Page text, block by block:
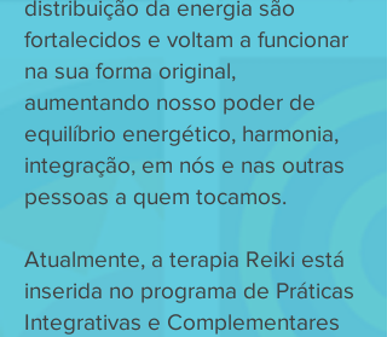
distribuição da energia são
fortalecidos e voltam a funcionar
na sua forma original,
aumentando nosso poder de
equilíbrio energético, harmonia,
integração, em nós e nas outras
pessoas a quem tocamos.
Atualmente, a terapia Reiki está
inserida no programa de Práticas
Integrativas e Complementares